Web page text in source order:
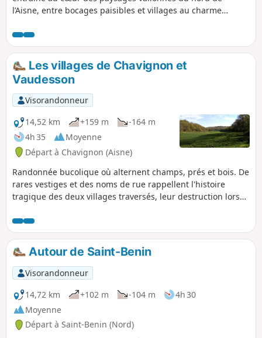
l’Aisne, entre bocages paisibles et villages au charme
de haies, vous traversez Ribeauville, puis Wassigny,
ancienne cité fortifiée où l’histoire affleure à chaque pierre.
La balade se poursuit vers La Vallée-Mulâtre, nichée dans
un écrin de verdure, avant d’atteindre Molain, où les
prairies ouvertes et les chemins agricoles offrent une
respiration pleine nature. Ce circuit, accessible et
ressourçant, mêle patrimoine rural et douceur paysagère
pour une immersion authentique dans le cœur du
Thiérache.
Les villages de Chavignon et
Vaudesson
Visorandonneur
14,52 km
+159 m
-164 m
4h 35
Moyenne
Départ à Chavignon (Aisne)
Randonnée bucolique où alternent champs, prés et bois. De
rares vestiges et des noms de rue rappellent l'histoire
tragique des deux villages traversés, leur destruction lors
Parcours conçu et entretenu par la Communauté de
communes du Val de l'Aisne.
Autour de Saint-Benin
Visorandonneur
14,72 km
+102 m -104 m
4h 30
Moyenne
Départ à Saint-Benin (Nord)